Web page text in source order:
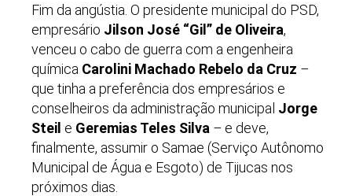
Fim da angústia. O presidente municipal do PSD,
empresário Jilson José “Gil” de Oliveira,
venceu o cabo de guerra com a engenheira
química Carolini Machado Rebelo da Cruz –
que tinha a preferência dos empresários e
conselheiros da administração municipal Jorge
Steil e Geremias Teles Silva – e deve,
finalmente, assumir o Samae (Serviço Autônomo
Municipal de Água e Esgoto) de Tijucas nos
próximos dias.